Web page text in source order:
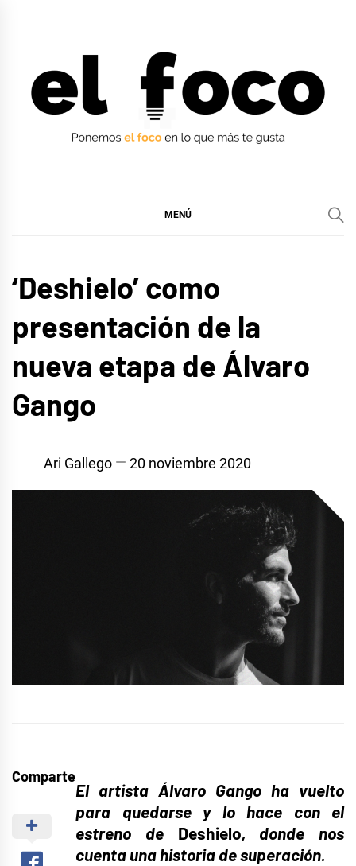
MENÚ
‘Deshielo’ como
presentación de la
nueva etapa de Álvaro
Gango
Ari Gallego 20 noviembre 2020
Comparte
El artista Álvaro Gango ha vuelto
para quedarse y lo hace con el
estreno de Deshielo, donde nos
cuenta una historia de superación.